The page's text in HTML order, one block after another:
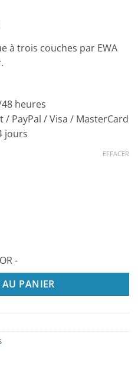
de
:
134.90€
à trois couches par EWA
heures
PayPal / Visa / MasterCard
jours
EFFACER
"Emerald Planet" 127 pièces
-
AU PANIER